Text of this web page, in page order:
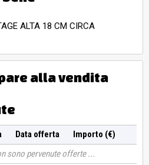
ALTA 18 CM CIRCA
alla vendita
Data offerta
Importo (€)
sono pervenute offerte